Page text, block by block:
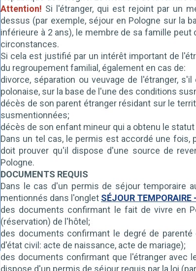
Attention! Si l'étranger, qui est rejoint par un
dessus (par exemple, séjour en Pologne sur la
inférieure à 2 ans), le membre de sa famille
circonstances.
Si cela est justifié par un intérêt important de
du regroupement familial, également en cas de:
divorce, séparation ou veuvage de l'étranger,
polonaise, sur la base de l'une des conditions
décès de son parent étranger résidant sur le
susmentionnées;
décès de son enfant mineur qui a obtenu le
Dans un tel cas, le permis est accordé une fois,
doit prouver qu'il dispose d'une source de
Pologne.
DOCUMENTS REQUIS
Dans le cas d'un permis de séjour temporaire
mentionnés dans l'onglet SÉJOUR
des documents confirmant le fait de vivre en
(réservation) de l'hôtel;
des documents confirmant le degré de
d'état civil: acte de naissance, acte de mariage);
des documents confirmant que l'étranger avec
dispose d'un permis de séjour requis par la loi